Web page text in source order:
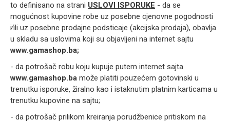
to definisano na strani USLOVI ISPORUKE - da se
mogućnost kupovine robe uz posebne cjenovne pogodnosti
i∕ili uz posebne prodajne podsticaje (akcijska prodaja), obavlja
u skladu sa uslovima koji su objavljeni na internet sajtu
www.gamashop.ba;
- da potrošač robu koju kupuje putem internet sajta
www.gamashop.ba može platiti pouzećem gotovinski u
trenutku isporuke, žiralno kao i istaknutim platnim karticama u
trenutku kupovine na sajtu;
- da potrošač prilikom kreiranja porudžbenice pritiskom na